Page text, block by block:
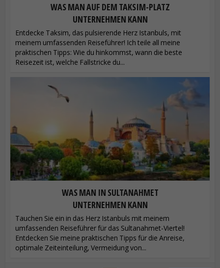
WAS MAN AUF DEM TAKSIM-PLATZ
UNTERNEHMEN KANN
Entdecke Taksim, das pulsierende Herz Istanbuls, mit
meinem umfassenden Reiseführer! Ich teile all meine
praktischen Tipps: Wie du hinkommst, wann die beste
Reisezeit ist, welche Fallstricke du...
WAS MAN IN SULTANAHMET
UNTERNEHMEN KANN
Tauchen Sie ein in das Herz Istanbuls mit meinem
umfassenden Reiseführer für das Sultanahmet-Viertel!
Entdecken Sie meine praktischen Tipps für die Anreise,
optimale Zeiteinteilung, Vermeidung von...